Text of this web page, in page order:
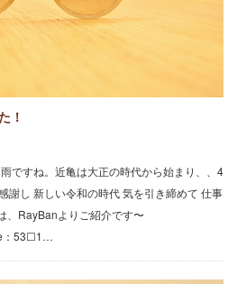
！
ですね。近亀は大正の時代から始まり、、4
謝し 新しい令和の時代 気を引き締めて 仕事
、RayBanよりご紹介です〜
：53☐1…